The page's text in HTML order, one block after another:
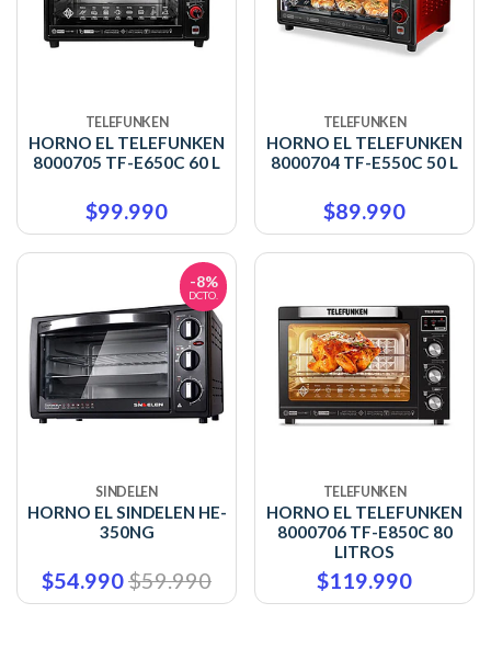
TELEFUNKEN
HORNO EL TELEFUNKEN
8000705 TF-E650C 60 L
$99.990
TELEFUNKEN
HORNO EL TELEFUNKEN
8000704 TF-E550C 50 L
$89.990
-8%
DCTO.
SINDELEN
HORNO EL SINDELEN HE-
350NG
$54.990$59.990
TELEFUNKEN
HORNO EL TELEFUNKEN
8000706 TF-E850C 80
LITROS
$119.990